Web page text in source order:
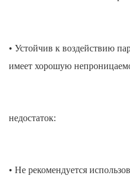
• Устойчив к воздействию
имеет хорошую
недостаток:
• Не рекомендуется